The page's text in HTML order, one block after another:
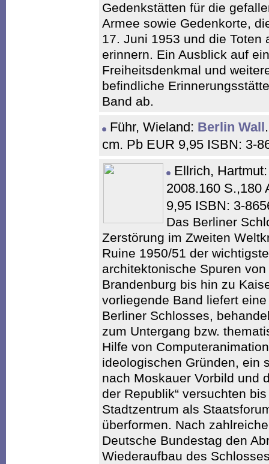
Gedenkstätten für die
Armee sowie Gedenkorte,
17. Juni 1953 und die Toten
erinnern. Ein Ausblick auf
Freiheitsdenkmal und
befindliche
Band ab.
Führ, Wieland: Berlin Wall
cm. Pb EUR 9,95 ISBN: 3-
Ellrich,
2008.160 S.,180
9,95 ISBN: 3-
Das Berliner
Zerstörung im Zweiten
Ruine 1950/51 der
architektonische Spuren
Brandenburg bis hin zu
vorliegende Band liefert
Berliner Schlosses,
zum Untergang bzw.
Hilfe von
ideologischen Gründen, ein
nach Moskauer Vorbild und
der Republik“ versuchten
Stadtzentrum als
überformen. Nach
Deutsche Bundestag den
Wiederaufbau des